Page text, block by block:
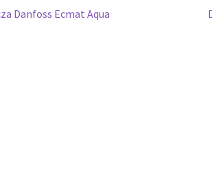
Danfoss Ecmat Aqua